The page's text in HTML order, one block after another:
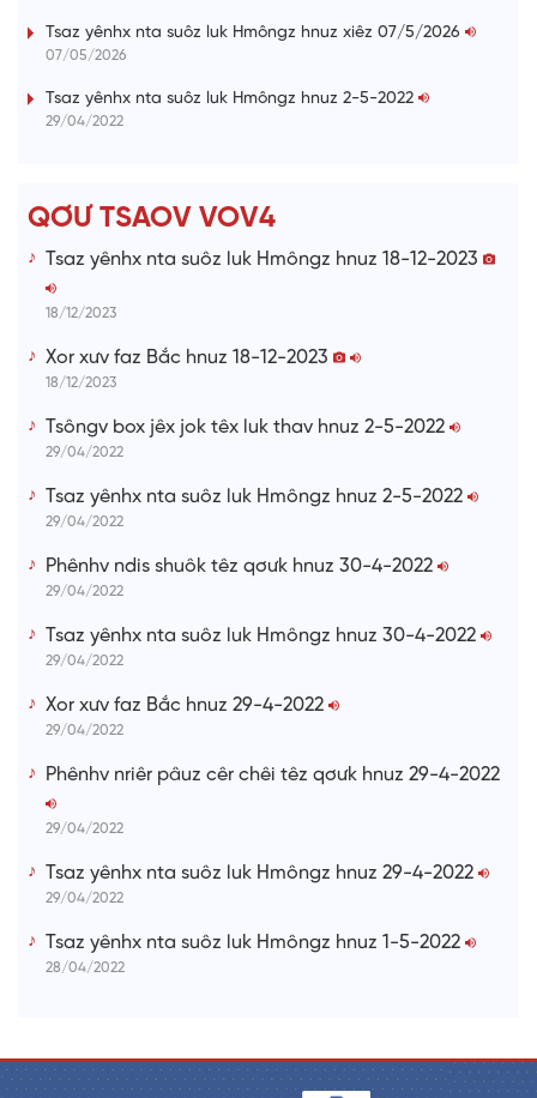
i
Tsaz yênhx nta suôz luk Hmôngz hnuz xiêz 07/5/2026
07/05/2026
Tsaz yênhx nta suôz luk Hmôngz hnuz 2-5-2022
29/04/2022
QƠƯ TSAOV VOV4
Tsaz yênhx nta suôz luk Hmôngz hnuz 18-12-2023
18/12/2023
Xor xưv faz Bắc hnuz 18-12-2023
18/12/2023
Tsôngv box jêx jok têx luk thav hnuz 2-5-2022
29/04/2022
Tsaz yênhx nta suôz luk Hmôngz hnuz 2-5-2022
29/04/2022
Phênhv ndis shuôk têz qơưk hnuz 30-4-2022
29/04/2022
Tsaz yênhx nta suôz luk Hmôngz hnuz 30-4-2022
29/04/2022
Xor xưv faz Bắc hnuz 29-4-2022
29/04/2022
Phênhv nriêr pâuz cêr chêi têz qơưk hnuz 29-4-2022
29/04/2022
Tsaz yênhx nta suôz luk Hmôngz hnuz 29-4-2022
29/04/2022
Tsaz yênhx nta suôz luk Hmôngz hnuz 1-5-2022
28/04/2022